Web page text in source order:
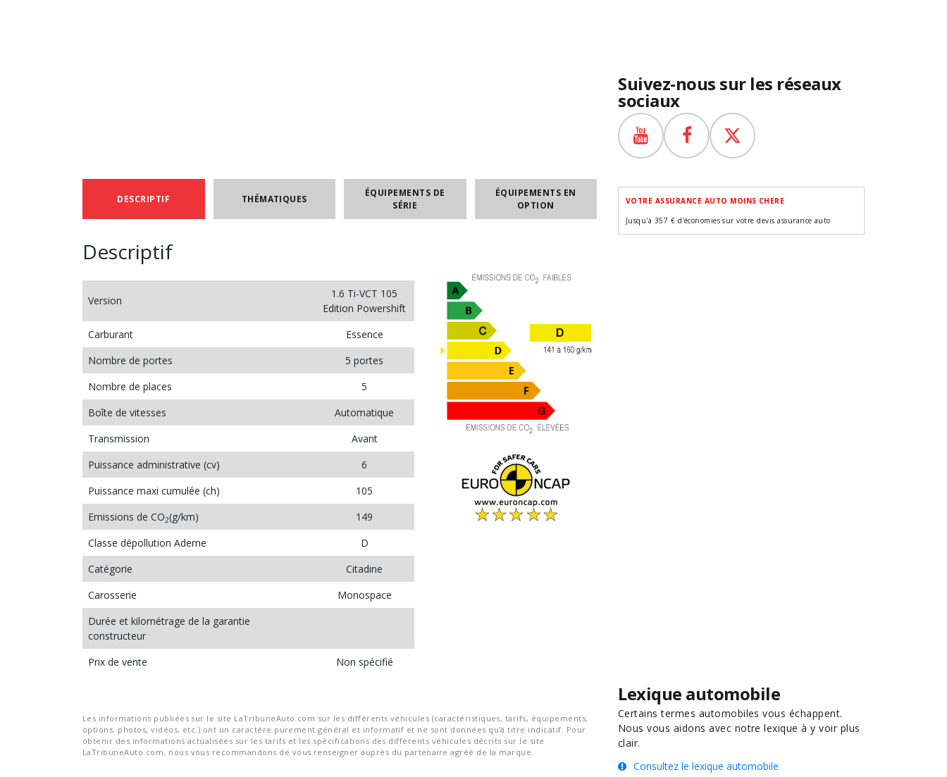
DESCRIPTIF THÉMATIQUES
ÉQUIPEMENTS DE
SÉRIE
ÉQUIPEMENTS EN
OPTION
Descriptif
Version
1.6 Ti-VCT 105
Edition Powershift
Carburant
Essence
Nombre de portes
5 portes
Nombre de places
5
Boîte de vitesses
Automatique
Transmission
Avant
Puissance administrative (cv)
6
Puissance maxi cumulée (ch)
105
Emissions de CO2(g/km)
149
Classe dépollution Ademe
D
Catégorie
Citadine
Carosserie
Monospace
Durée et kilométrage de la garantie
constructeur
Prix de vente
Non spécifié
Les informations publiées sur le site LaTribuneAuto.com sur les différents véhicules (caractéristiques, tarifs, équipements,
options, photos, vidéos, etc.) ont un caractère purement général et informatif et ne sont données qu'à titre indicatif. Pour
obtenir des informations actualisées sur les tarifs et les spécifications des différents véhicules décrits sur le site
LaTribuneAuto.com, nous vous recommandons de vous renseigner auprès du partenaire agréé de la marque.
Suivez-nous sur les réseaux
sociaux
VOTRE ASSURANCE AUTO MOINS CHERE
Jusqu'à 357 € d'économies sur votre devis assurance auto
Lexique automobile
Certains termes automobiles vous échappent.
Nous vous aidons avec notre lexique à y voir plus
clair.
Consultez le lexique automobile